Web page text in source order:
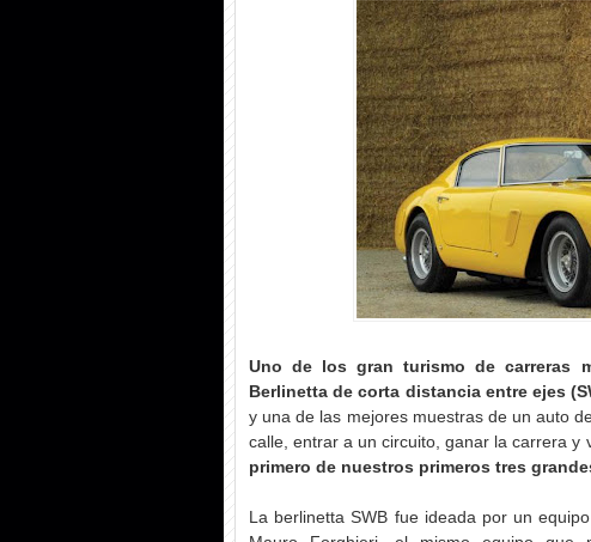
Uno de los gran turismo de carreras
Berlinetta de corta distancia entre ejes
y una de las mejores muestras de un auto
calle, entrar a un circuito, ganar la carrera y
primero de nuestros primeros tres
La berlinetta SWB fue ideada por un